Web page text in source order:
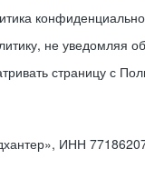
не уведомляя
страницу с
ИНН